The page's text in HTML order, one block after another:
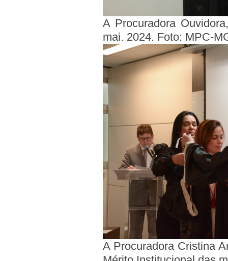
A Procuradora
mai. 2024. Foto: MPC-
A Procuradora Cristina